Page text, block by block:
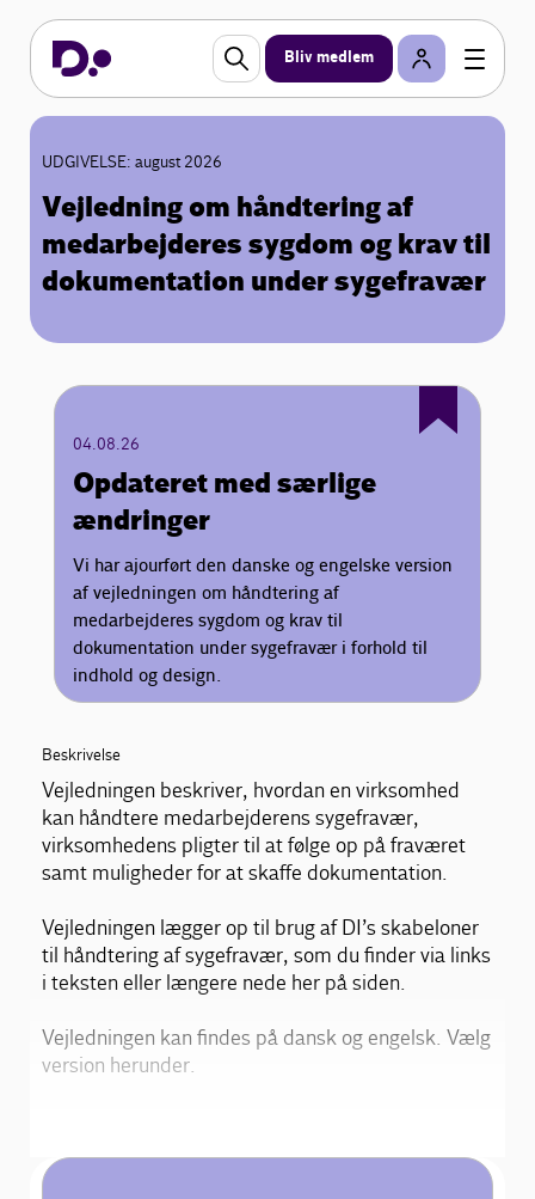
Bliv medlem
UDGIVELSE: august 2026
Vejledning om håndtering af
medarbejderes sygdom og krav til
dokumentation under sygefravær
04.08.26
Opdateret med særlige
ændringer
Vi har ajourført den danske og engelske version
af vejledningen om håndtering af
medarbejderes sygdom og krav til
dokumentation under sygefravær i forhold til
indhold og design.
Beskrivelse
Vejledningen beskriver, hvordan en virksomhed
kan håndtere medarbejderens sygefravær,
virksomhedens pligter til at følge op på fraværet
samt muligheder for at skaffe dokumentation.
Vejledningen lægger op til brug af DI’s skabeloner
til håndtering af sygefravær, som du finder via links
i teksten eller længere nede her på siden.
Vejledningen kan findes på dansk og engelsk. Vælg
version herunder.